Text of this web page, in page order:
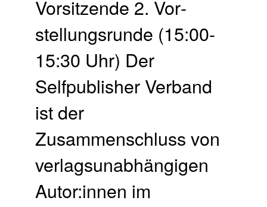
Vorsitzende 2. Vor­
stellungs­runde (15:00-
15:30 Uhr) Der
Selfpublisher Verband
ist der
Zusammenschluss von
verlagsunabhängigen
Autor:innen im